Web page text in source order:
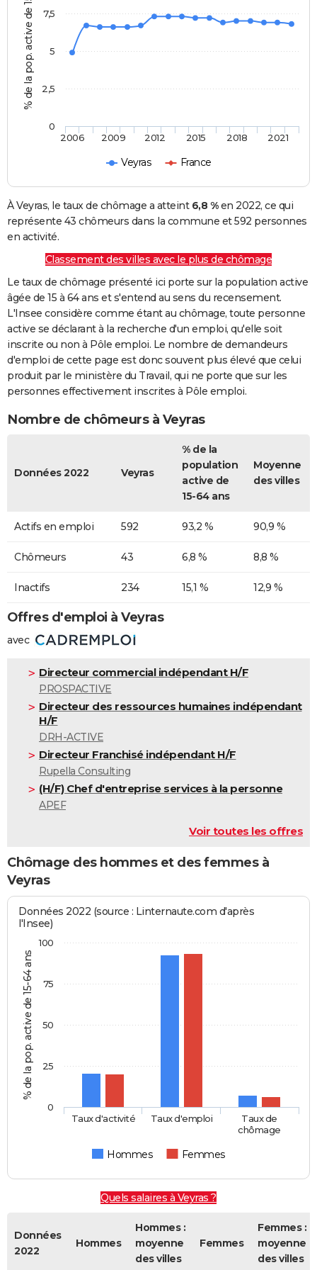
% de la pop. active de 15 - 64 ans
Veyras France
2006 2009 2012 2015 2018 2021
0
2,5
5
7,5
À Veyras, le taux de chômage a atteint 6,8 %en 2022, ce qui
représente 43 chômeurs dans la commune et 592 personnes
en activité.
Classement des villes avec le plus de chômage
Le taux de chômage présenté ici porte sur la population active
âgée de 15 à 64 ans et s'entend au sens du recensement.
L'Insee considère comme étant au chômage, toute personne
active se déclarant à la recherche d'un emploi, qu'elle soit
inscrite ou non à Pôle emploi. Le nombre de demandeurs
d'emploi de cette page est donc souvent plus élevé que celui
produit par le ministère du Travail, qui ne porte que sur les
personnes effectivement inscrites à Pôle emploi.
Nombre de chômeurs à Veyras
Données 2022 Veyras
% de la
population
active de
15-64 ans
Moyenne
des villes
Actifs en emploi 592 93,2 % 90,9 %
Chômeurs 43 6,8 % 8,8 %
Inactifs 234 15,1 % 12,9 %
Offres d'emploi à Veyras
avec
Directeur commercial indépendant H/F
PROSPACTIVE
Directeur des ressources humaines indépendant
H/F
DRH-ACTIVE
Directeur Franchisé indépendant H/F
Rupella Consulting
(H/F) Chef d'entreprise services à la personne
APEF
Voir toutes les offres
Chômage des hommes et des femmes à
Veyras
% de la pop. active de 15-64 ans
Données 2022 (source : Linternaute.com d'après
l'Insee)
Hommes Femmes
Taux d'activité Taux d'emploi
Taux de
chômage
0
25
50
75
100
Quels salaires à Veyras ?
Données
2022
Hommes
Hommes :
moyenne
des villes
Femmes
Femmes :
moyenne
des villes